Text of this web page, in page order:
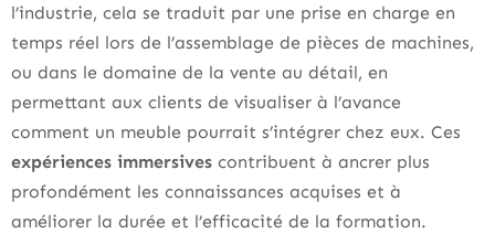
l’industrie, cela se traduit par une prise en charge en
temps réel lors de l’assemblage de pièces de machines,
ou dans le domaine de la vente au détail, en
permettant aux clients de visualiser à l’avance
comment un meuble pourrait s’intégrer chez eux. Ces
expériences immersives contribuent à ancrer plus
profondément les connaissances acquises et à
améliorer la durée et l’efficacité de la formation.